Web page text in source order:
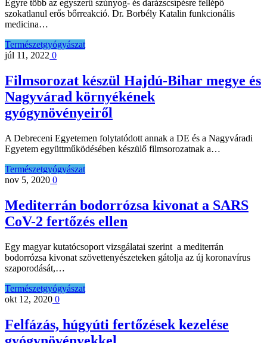
Egyre több az egyszerű szúnyog- és darázscsípésre fellépő
szokatlanul erős bőrreakció. Dr. Borbély Katalin funkcionális
medicina…
Természetgyógyászat
júl 11, 2022 0
Filmsorozat készül Hajdú-Bihar megye és
Nagyvárad környékének
gyógynövényeiről
A Debreceni Egyetemen folytatódott annak a DE és a Nagyváradi
Egyetem együttműködésében készülő filmsorozatnak a…
Természetgyógyászat
nov 5, 2020 0
Mediterrán bodorrózsa kivonat a SARS
CoV-2 fertőzés ellen
Egy magyar kutatócsoport vizsgálatai szerint a mediterrán
bodorrózsa kivonat szövettenyészeteken gátolja az új koronavírus
szaporodását,…
Természetgyógyászat
okt 12, 2020 0
Felfázás, húgyúti fertőzések kezelése